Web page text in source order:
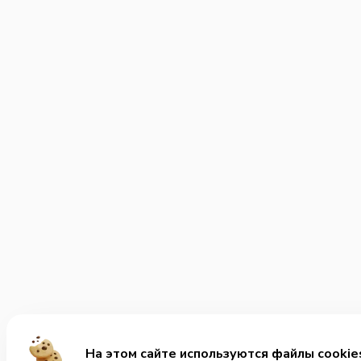
На этом сайте используются файлы